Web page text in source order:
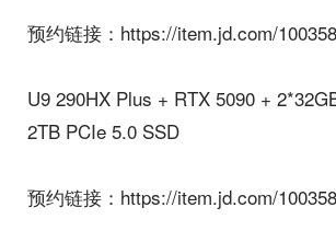
预约链接：https://item.jd.com/
U9 290HX Plus + RTX 5090 +
2TB PCIe 5.0 SSD
预约链接：https://item.jd.com/